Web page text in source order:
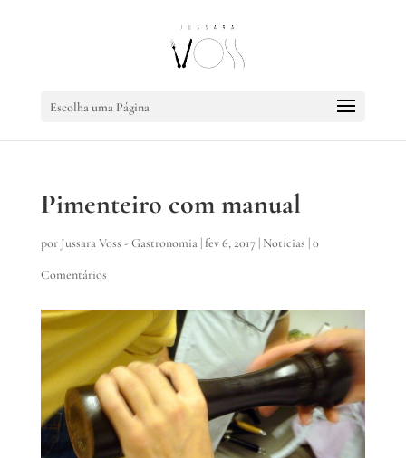
Escolha uma Página
Pimenteiro com manual
por Jussara Voss - Gastronomia|fev 6, 2017| Notícias |0
Comentários